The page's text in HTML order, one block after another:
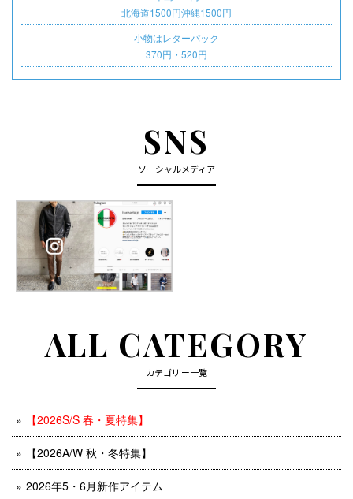
北海道1500円沖縄1500円
小物はレターパック
370円・520円
SNS
ソーシャルメディア
ALL CATEGORY
カテゴリー一覧
【2026S/S 春・夏特集】
【2026A/W 秋・冬特集】
2026年5・6月新作アイテム